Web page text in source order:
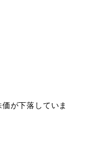
が下落していま